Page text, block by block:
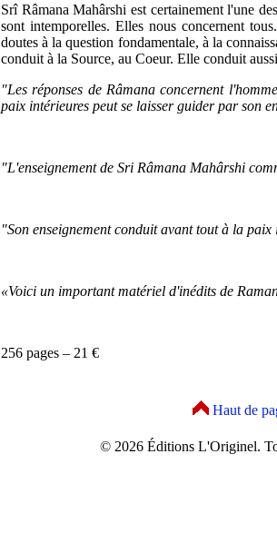
Srî Râmana Mahârshi est certainement l'une
sont intemporelles. Elles nous concernent
doutes à la question fondamentale, à la
conduit à la Source, au Coeur. Elle conduit
"Les réponses de Râmana concernent
paix intérieures peut se laisser guider par son
"L'enseignement de Sri Râmana Mahârshi
"Son enseignement conduit avant tout à la paix
«Voici un important matériel d'inédits de
256 pages – 21 €
Haut de
© 2026 Éditions L'Originel.